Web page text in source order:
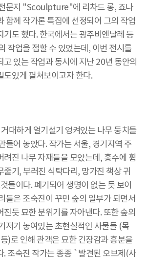
문지 "Scoulpture"에 리차드 롱, 죠나
함께 작가론 특집에 선정되어 그의 작업
기도 했다. 한국에서는 광주비엔날레 등
작업을 접할 수 있었는데, 이번 전시를
고 있는 작업과 동시에 지난 20년 동안의
도있게 펼쳐보이고자 한다.
대하게 얼기설기 엉켜있는 나무 둥치들
들어 놓았다. 작가는 서울, 경기지역 주
려진 나무 자재들을 모았는데, 홍수에 휩
줄기, 부러진 식탁다리, 망가진 책상 귀
들이다. 폐기되어 생명이 없는 듯 보이
들은 조숙진이 꾸민 숲의 일부가 되면서
진듯 묘한 분위기를 자아낸다. 또한 숲의
저기 놓여있는 초현실적인 사물들 (목
)로 인해 관객은 묘한 긴장감과 흥분을
. 조숙진 작가는 종종 `발견된 오브제(사